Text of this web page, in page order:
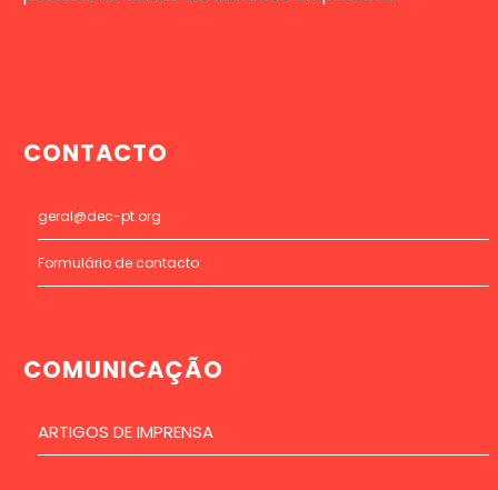
CONTACTO
geral@dec-pt.org
Formulário de contacto
COMUNICAÇÃO
ARTIGOS DE IMPRENSA